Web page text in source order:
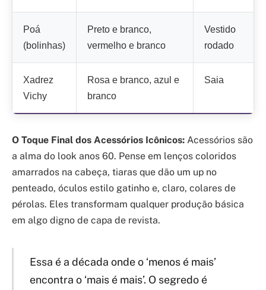
Poá
(bolinhas)
Preto e branco,
vermelho e branco
Vestido
rodado
Xadrez
Vichy
Rosa e branco, azul e
branco
Saia
O Toque Final dos Acessórios Icônicos: Acessórios são
a alma do look anos 60. Pense em lenços coloridos
amarrados na cabeça, tiaras que dão um up no
penteado, óculos estilo gatinho e, claro, colares de
pérolas. Eles transformam qualquer produção básica
em algo digno de capa de revista.
Essa é a década onde o ‘menos é mais’
encontra o ‘mais é mais’. O segredo é